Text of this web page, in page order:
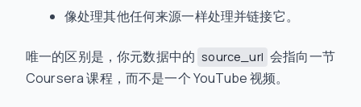
像处理其他任何来源一样处理并链接它。
唯一的区别是，你元数据中的 source_url 会指向一节
Coursera 课程，而不是一个 YouTube 视频。